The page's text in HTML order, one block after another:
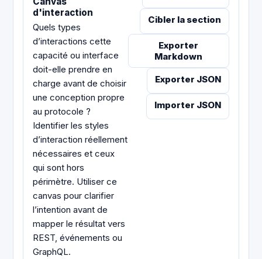
d'interaction
Quels types
d’interactions cette
capacité ou interface
doit-elle prendre en
charge avant de choisir
une conception propre
au protocole ?
Identifier les styles
d’interaction réellement
nécessaires et ceux
qui sont hors
périmètre. Utiliser ce
canvas pour clarifier
l’intention avant de
mapper le résultat vers
REST, événements ou
GraphQL.
Cibler la section
Exporter
Markdown
Exporter JSON
Importer JSON